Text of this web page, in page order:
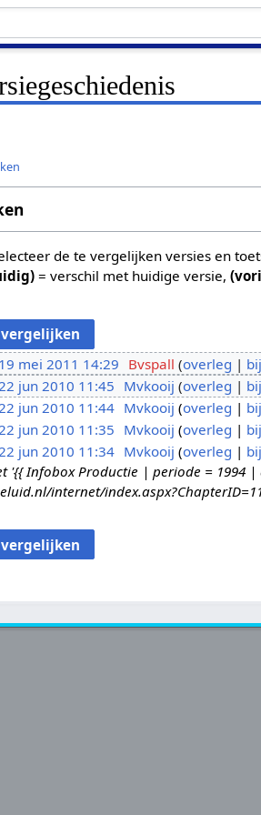
de te vergelijken versies en
= verschil met huidige versie,
19 mei 2011 14:29 Bvspall overleg
jun 2010 11:45 Mvkooij overleg
jun 2010 11:44 Mvkooij overleg
jun 2010 11:35 Mvkooij overleg
jun 2010 11:34 Mvkooij overleg
'{{ Infobox Productie | periode = 1994 |
internet/